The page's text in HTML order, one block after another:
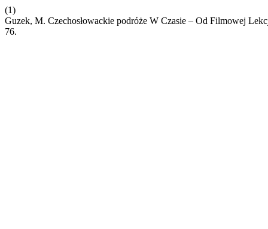
(1)
Guzek, M. Czechosłowackie podróże W Czasie – Od Filmowej
76.